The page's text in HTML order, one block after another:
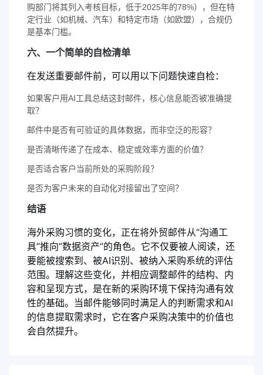
购部门将其列入考核目标，低于2025年的78%），但在特
定行业（如机械、汽车）和特定市场（如欧盟），合规仍
是基本门槛。
六、一个简单的自检清单
在发送重要邮件前，可以用以下问题快速自检：
如果客户用AI工具总结这封邮件，核心信息能否被准确提
取？
邮件中是否有可验证的具体数据，而非空泛的形容？
是否清晰传递了在成本、稳定或效率方面的价值？
是否适合客户当前所处的采购阶段？
是否为客户未来的自动化对接留出了空间？
结语
海外采购习惯的变化，正在将外贸邮件从“沟通工
具”推向“数据资产”的角色。它不仅要被人阅读，还
要能被搜索到、被AI识别、被纳入采购系统的评估
范围。理解这些变化，并相应调整邮件的结构、内
容和呈现方式，是在新的采购环境下保持沟通有效
性的基础。当邮件能够同时满足人的判断需求和AI
的信息提取需求时，它在客户采购决策中的价值也
会自然提升。